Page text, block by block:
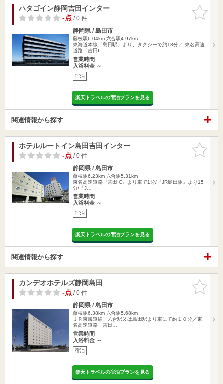
お気に入
りに追加
ハタゴイン静岡吉田インター
-点/ 0 件
静岡県 / 島田市
藤枝駅6.04km 六合駅4.97km
東海道本線「島田駅」より、タクシーで約18分／ 東名高速
道路「吉田I…
営業時間
入浴料金 ～
宿泊
楽天トラベルの宿泊プランを見る
関連情報から探す
お気に入
りに追加
ホテルルートイン島田吉田インター
-点/ 0 件
静岡県 / 島田市
藤枝駅6.23km 六合駅5.31km
東名高速道路『吉田IC』より車で1分/『JR島田駅』より15
分/『J…
営業時間
入浴料金 ～
宿泊
楽天トラベルの宿泊プランを見る
関連情報から探す
お気に入
りに追加
カンデオホテルズ静岡島田
-点/ 0 件
静岡県 / 島田市
藤枝駅6.38km 六合駅5.68km
ＪＲ東海道線 六合駅又は島田駅より車にて約１０分／東
名高速道路 吉田…
営業時間
入浴料金 ～
宿泊
楽天トラベルの宿泊プランを見る